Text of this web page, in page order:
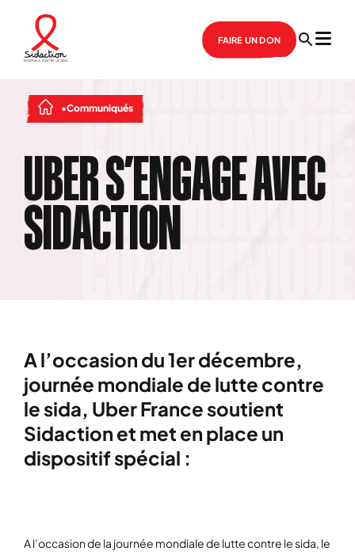
FAIRE UN DON
Communiqués
UBER S’ENGAGE AVEC
SIDACTION
A l’occasion du 1er décembre,
journée mondiale de lutte contre
le sida, Uber France soutient
Sidaction et met en place un
dispositif spécial :
A l’occasion de la journée mondiale de lutte contre le sida, le